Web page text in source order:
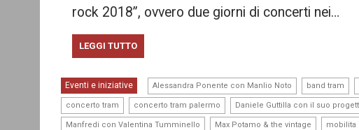
rock 2018”, ovvero due giorni di concerti nei…
LEGGI TUTTO
Eventi e iniziative Alessandra Ponente con Manlio Noto band tram
concerto tram concerto tram palermo Daniele Guttilla con il suo
Manfredi con Valentina Tumminello Max Potamo & the vintage mobilita